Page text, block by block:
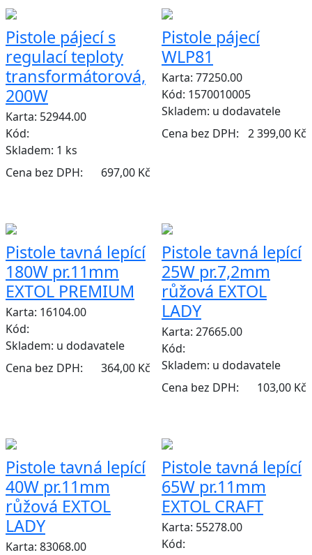
Pistole pájecí s
regulací teploty
transformátorová,
200W
Karta: 52944.00
Kód:
Skladem: 1 ks
Cena bez DPH:
697,00 Kč
Pistole pájecí
WLP81
Karta: 77250.00
Kód: 1570010005
Skladem: u dodavatele
Cena bez DPH:
2 399,00 Kč
Pistole tavná lepící
180W pr.11mm
EXTOL PREMIUM
Karta: 16104.00
Kód:
Skladem: u dodavatele
Cena bez DPH:
364,00 Kč
Pistole tavná lepící
25W pr.7,2mm
růžová EXTOL
LADY
Karta: 27665.00
Kód:
Skladem: u dodavatele
Cena bez DPH:
103,00 Kč
Pistole tavná lepící
40W pr.11mm
růžová EXTOL
LADY
Karta: 83068.00
Pistole tavná lepící
65W pr.11mm
EXTOL CRAFT
Karta: 55278.00
Kód: